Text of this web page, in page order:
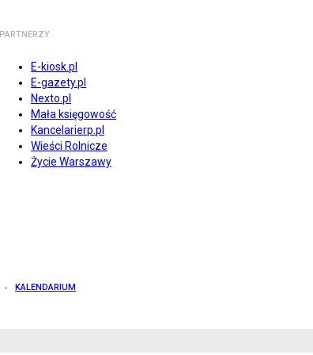
PARTNERZY
E-kiosk.pl
E-gazety.pl
Nexto.pl
Mała księgowość
Kancelarierp.pl
Wieści Rolnicze
Życie Warszawy
KALENDARIUM